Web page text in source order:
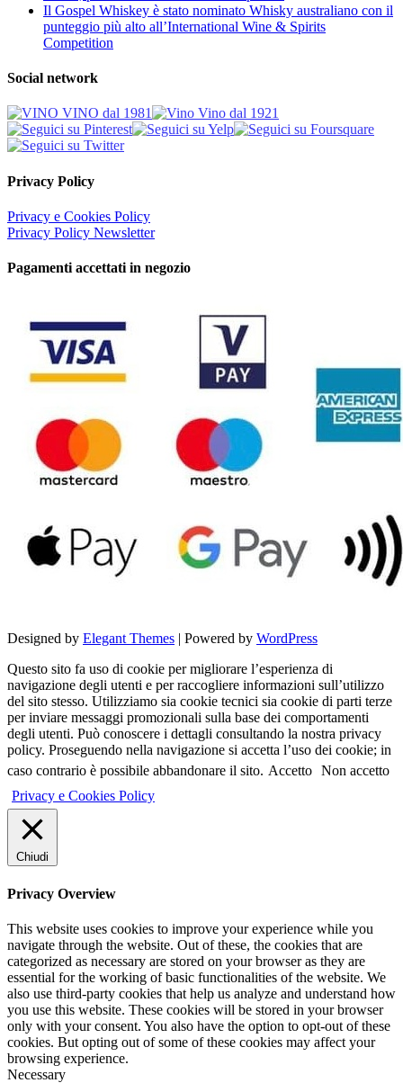
Il Gospel Whiskey è stato nominato Whisky australiano con il
punteggio più alto all’International Wine & Spirits
Competition
Social network
Privacy Policy
Privacy e Cookies Policy
Privacy Policy Newsletter
Pagamenti accettati in negozio
Designed by Elegant Themes | Powered by WordPress
Questo sito fa uso di cookie per migliorare l’esperienza di
navigazione degli utenti e per raccogliere informazioni sull’utilizzo
del sito stesso. Utilizziamo sia cookie tecnici sia cookie di parti terze
per inviare messaggi promozionali sulla base dei comportamenti
degli utenti. Può conoscere i dettagli consultando la nostra privacy
policy. Proseguendo nella navigazione si accetta l’uso dei cookie; in
caso contrario è possibile abbandonare il sito. Accetto Non accetto
Privacy e Cookies Policy
Chiudi
Privacy Overview
This website uses cookies to improve your experience while you
navigate through the website. Out of these, the cookies that are
categorized as necessary are stored on your browser as they are
essential for the working of basic functionalities of the website. We
also use third-party cookies that help us analyze and understand how
you use this website. These cookies will be stored in your browser
only with your consent. You also have the option to opt-out of these
cookies. But opting out of some of these cookies may affect your
browsing experience.
Necessary